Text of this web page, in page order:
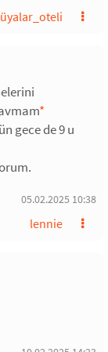
*
gece de 9 u
05.02.2025 10:38
lennie